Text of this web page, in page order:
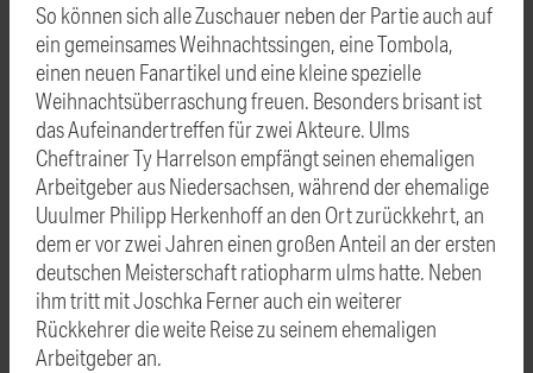
So können sich alle Zuschauer neben der Partie auch auf
ein gemeinsames Weihnachtssingen, eine Tombola,
einen neuen Fanartikel und eine kleine spezielle
Weihnachtsüberraschung freuen. Besonders brisant ist
das Aufeinandertreffen für zwei Akteure. Ulms
Cheftrainer Ty Harrelson empfängt seinen ehemaligen
Arbeitgeber aus Niedersachsen, während der ehemalige
Uuulmer Philipp Herkenhoff an den Ort zurückkehrt, an
dem er vor zwei Jahren einen großen Anteil an der ersten
deutschen Meisterschaft ratiopharm ulms hatte. Neben
ihm tritt mit Joschka Ferner auch ein weiterer
Rückkehrer die weite Reise zu seinem ehemaligen
Arbeitgeber an.